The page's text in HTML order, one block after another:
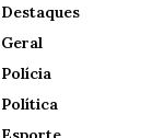
Destaques
Geral
Polícia
Política